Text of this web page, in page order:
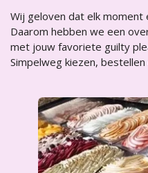
Wij geloven dat elk moment
Daarom hebben we een
met jouw favoriete guilty
Simpelweg kiezen,